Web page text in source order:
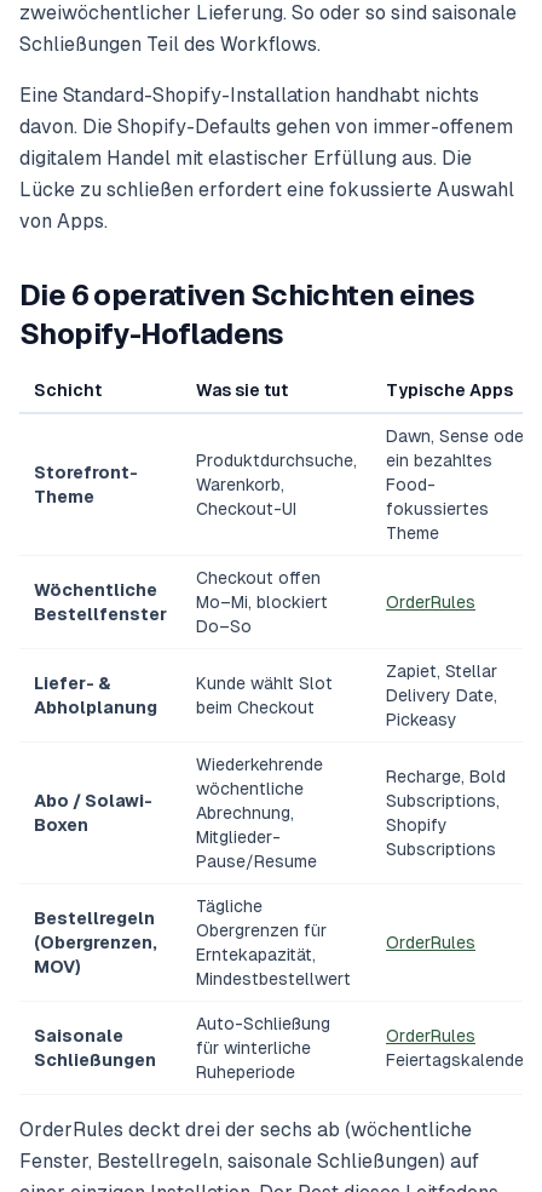
zweiwöchentlicher Lieferung. So oder so sind saisonale
Schließungen Teil des Workflows.
Eine Standard-Shopify-Installation handhabt nichts
davon. Die Shopify-Defaults gehen von immer-offenem
digitalem Handel mit elastischer Erfüllung aus. Die
Lücke zu schließen erfordert eine fokussierte Auswahl
von Apps.
Die 6 operativen Schichten eines
Shopify-Hofladens
Schicht Was sie tut Typische Apps
Storefront-
Theme
Produktdurchsuche,
Warenkorb,
Checkout-UI
Dawn, Sense oder
ein bezahltes
Food-
fokussiertes
Theme
Wöchentliche
Bestellfenster
Checkout offen
Mo–Mi, blockiert
Do–So
OrderRules
Liefer- &
Abholplanung
Kunde wählt Slot
beim Checkout
Zapiet, Stellar
Delivery Date,
Pickeasy
Abo / Solawi-
Boxen
Wiederkehrende
wöchentliche
Abrechnung,
Mitglieder-
Pause/Resume
Recharge, Bold
Subscriptions,
Shopify
Subscriptions
Bestellregeln
(Obergrenzen,
MOV)
Tägliche
Obergrenzen für
Erntekapazität,
Mindestbestellwert
OrderRules
Saisonale
Schließungen
Auto-Schließung
für winterliche
Ruheperiode
OrderRules
Feiertagskalender
OrderRules deckt drei der sechs ab (wöchentliche
Fenster, Bestellregeln, saisonale Schließungen) auf